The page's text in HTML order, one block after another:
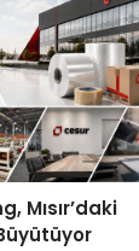
Mısır’daki